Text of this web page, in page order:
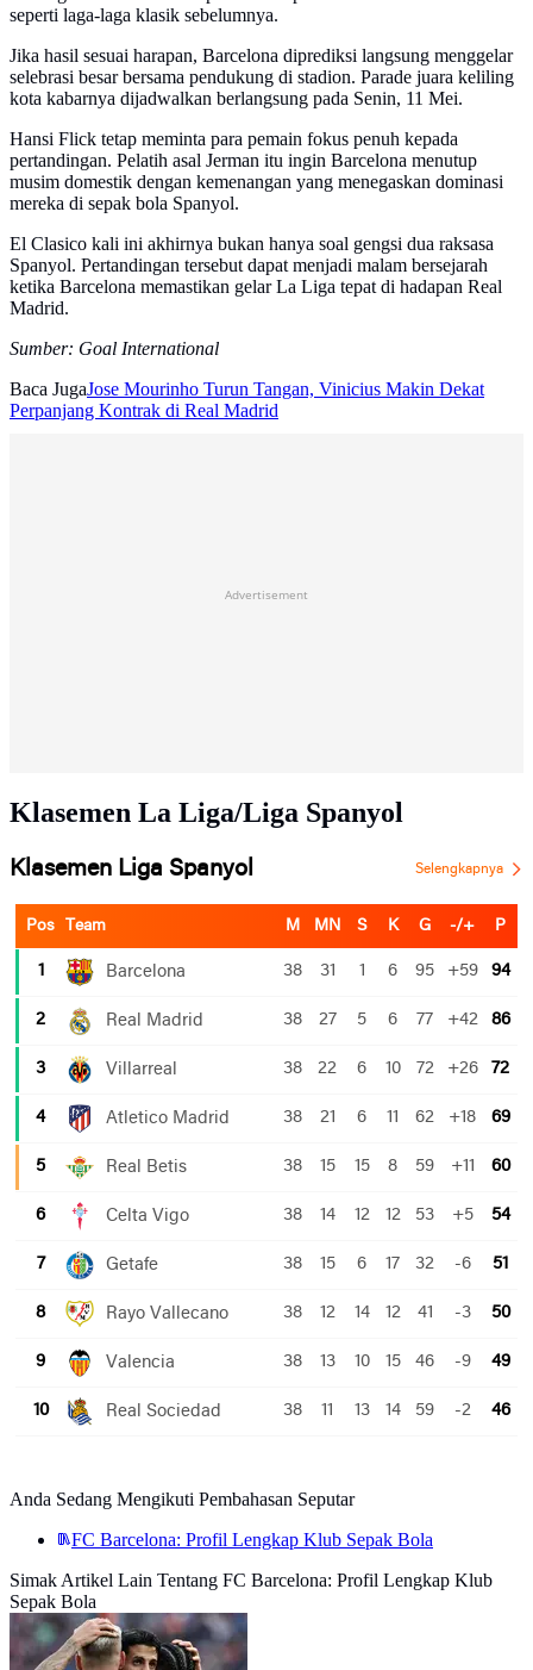
seperti laga-laga klasik sebelumnya.
Jika hasil sesuai harapan, Barcelona diprediksi langsung menggelar
selebrasi besar bersama pendukung di stadion. Parade juara keliling
kota kabarnya dijadwalkan berlangsung pada Senin, 11 Mei.
Hansi Flick tetap meminta para pemain fokus penuh kepada
pertandingan. Pelatih asal Jerman itu ingin Barcelona menutup
musim domestik dengan kemenangan yang menegaskan dominasi
mereka di sepak bola Spanyol.
El Clasico kali ini akhirnya bukan hanya soal gengsi dua raksasa
Spanyol. Pertandingan tersebut dapat menjadi malam bersejarah
ketika Barcelona memastikan gelar La Liga tepat di hadapan Real
Madrid.
Sumber: Goal International
Baca JugaJose Mourinho Turun Tangan, Vinicius Makin Dekat
Perpanjang Kontrak di Real Madrid
Advertisement
Klasemen La Liga/Liga Spanyol
Anda Sedang Mengikuti Pembahasan Seputar
FC Barcelona: Profil Lengkap Klub Sepak Bola
Simak Artikel Lain Tentang FC Barcelona: Profil Lengkap Klub
Sepak Bola